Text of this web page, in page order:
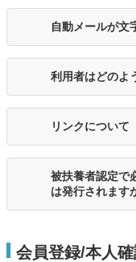
自動メールが文
利用者はどのよ
リンクについて
被扶養者認定で
は発行されます
会員登録/本人